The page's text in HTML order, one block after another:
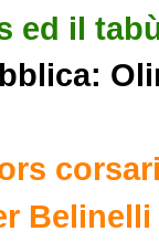
ed il